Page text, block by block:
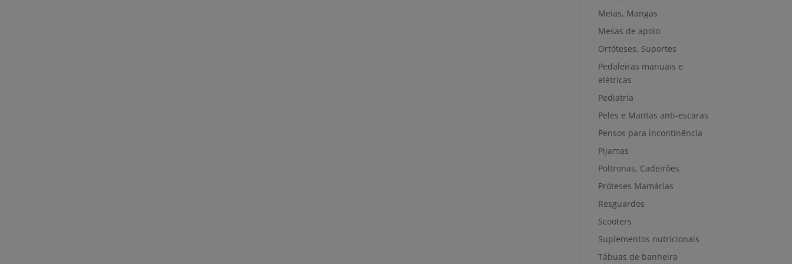
Meias, Mangas
Mesas de apoio
Ortóteses, Suportes
Pedaleiras manuais e
elétricas
Pediatria
Peles e Mantas anti-escaras
Pensos para incontinência
Pijamas
Poltronas, Cadeirões
Próteses Mamárias
Resguardos
Scooters
Suplementos nutricionais
Tábuas de banheira